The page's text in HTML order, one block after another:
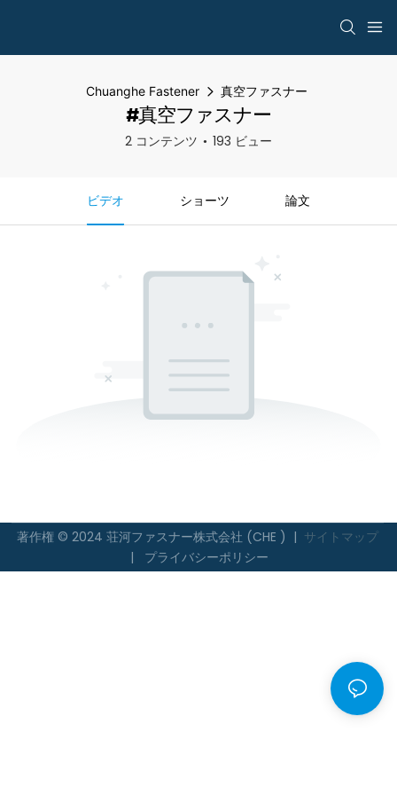
Chuanghe Fastener 真空ファスナー
#真空ファスナー
2 コンテンツ
193 ビュー
ビデオ ショーツ 論文
著作権 © 2024 荘河ファスナー株式会社 (CHE ) | サイトマップ
|
プライバシーポリシー